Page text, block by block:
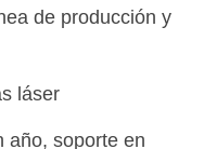
de producción y
láser
año, soporte en